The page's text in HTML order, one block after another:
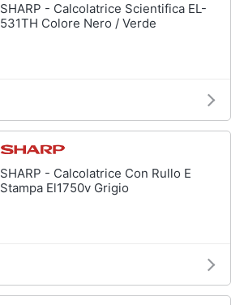
SHARP - Calcolatrice Scientifica EL-
531TH Colore Nero / Verde
SHARP - Calcolatrice Con Rullo E
Stampa El1750v Grigio